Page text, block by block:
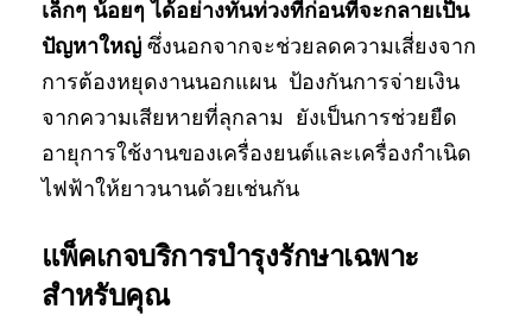
เล็กๆ น้อยๆ ได้อย่างทันท่วงทีก่อนที่จะกลายเป็น
ปัญหาใหญ่ ซึ่งนอกจากจะช่วยลดความเสี่ยงจาก
การต้องหยุดงานนอกแผน ป้องกันการจ่ายเงิน
จากความเสียหายที่ลุกลาม ยังเป็นการช่วยยืด
อายุการใช้งานของเครื่องยนต์และเครื่องกำเนิด
ไฟฟ้าให้ยาวนานด้วยเช่นกัน
แพ็คเกจบริการบำรุงรักษาเฉพาะ
สำหรับคุณ